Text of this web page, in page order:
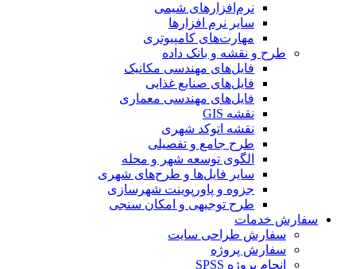
نرم‌افزارهای شیمی
سایر نرم افزارها
مهارت‌های کامپیوتری
طرح و نقشه و بانک داده
فایل‌های مهندسی مکانیک
فایل‌های صنایع غذایی
فایل‌های مهندسی معماری
نقشه GIS
نقشه اتوکد شهری
طرح جامع و تفصیلی
الگوی توسعه شهر و محله
سایر فایل‌ها و طرح‌های شهری
جزوه و پاورپوینت شهرسازی
طرح توجیهی و امکان سنجی
سفارش خدمات
سفارش طراحی سایت
سفارش پروژه
انجام پروژه SPSS